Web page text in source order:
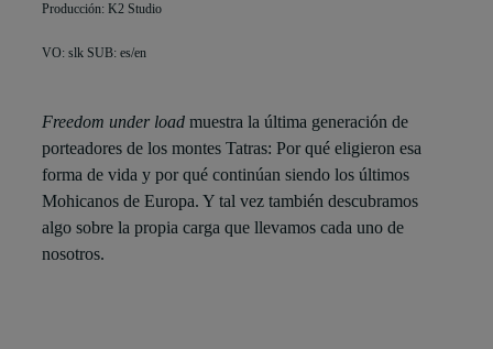
Producción: K2 Studio
VO: slk SUB: es/en
Freedom under load muestra la última generación de
porteadores de los montes Tatras: Por qué eligieron esa
forma de vida y por qué continúan siendo los últimos
Mohicanos de Europa. Y tal vez también descubramos
algo sobre la propia carga que llevamos cada uno de
nosotros.